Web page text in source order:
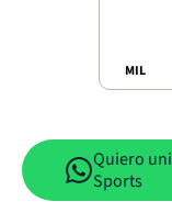
MIL
Quiero
Sports